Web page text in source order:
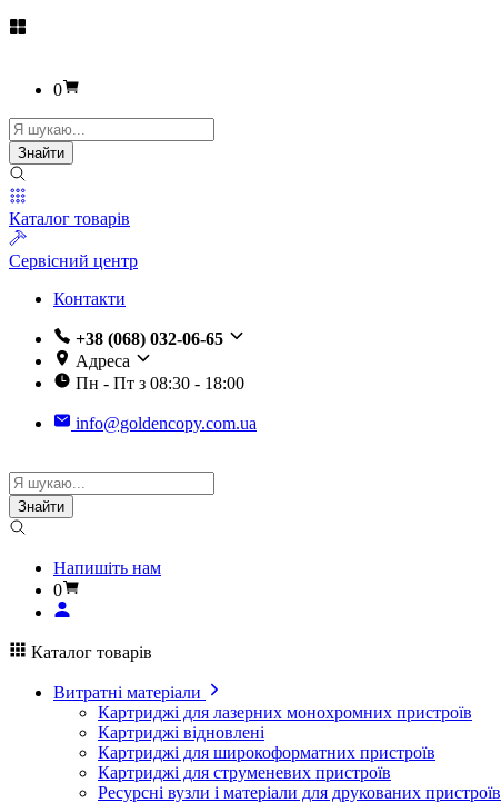
0
Пошук
товарів
Знайти
Каталог товарів
Сервісний центр
Контакти
+38 (068) 032-06-65
Адреса
Пн - Пт з 08:30 - 18:00
info@goldencopy.com.ua
Пошук
товарів
Знайти
Напишіть нам
0
Каталог товарів
Витратні матеріали
Картриджі для лазерних монохромних пристроїв
Картриджі відновлені
Картриджі для широкоформатних пристроїв
Картриджі для струменевих пристроїв
Ресурсні вузли і матеріали для друкованих пристроїв